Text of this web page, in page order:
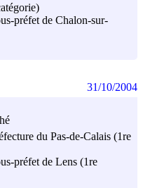
préfet de Chalon-sur-
du Pas-de-Calais (1re
préfet de Lens (1re
31/10/2004